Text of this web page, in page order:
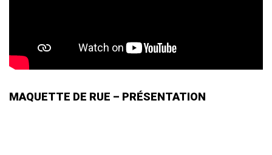
MAQUETTE DE RUE – PRÉSENTATION